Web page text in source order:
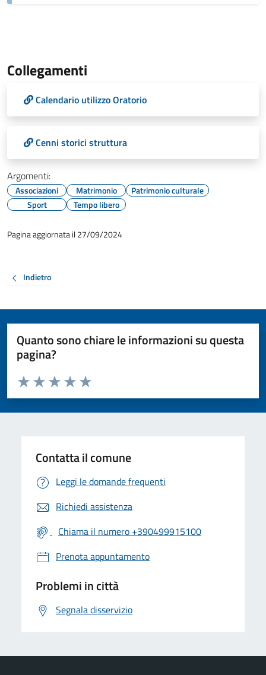
Collegamenti
Calendario utilizzo Oratorio
Cenni storici struttura
Argomenti:
Associazioni Matrimonio
Patrimonio culturale
Sport
Tempo libero
Pagina aggiornata il 27/09/2024
Indietro
Quanto sono chiare le informazioni su questa
pagina?
Valuta da 1 a 5 stelle la pagina
Valuta 5 stelle su 5
Valuta 4 stelle su 5
Valuta 3 stelle su 5
Valuta 2 stelle su 5
Valuta 1 stelle su 5
Contatta il comune
Leggi le domande frequenti
Richiedi assistenza
Chiama il numero +390499915100
Prenota appuntamento
Problemi in città
Segnala disservizio